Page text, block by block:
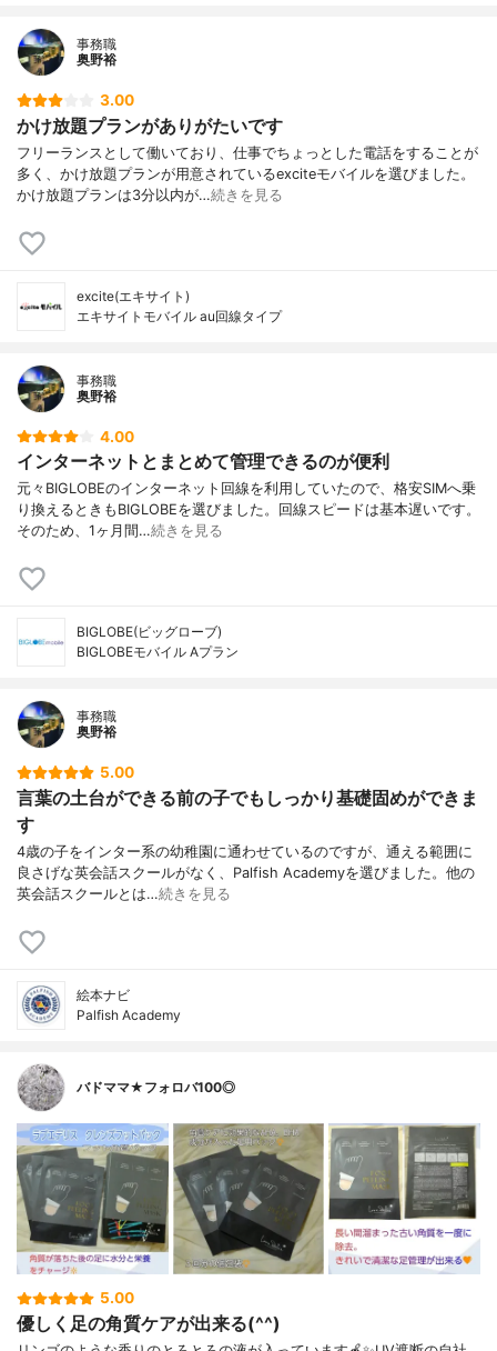
事務職
奥野裕
3.00
かけ放題プランがありがたいです
フリーランスとして働いており、仕事でちょっとした電話をすることが
多く、かけ放題プランが用意されているexciteモバイルを選びました。
かけ放題プランは3分以内が…続きを見る
excite(エキサイト)
エキサイトモバイル au回線タイプ
事務職
奥野裕
4.00
インターネットとまとめて管理できるのが便利
元々BIGLOBEのインターネット回線を利用していたので、格安SIMへ乗
り換えるときもBIGLOBEを選びました。回線スピードは基本遅いです。
そのため、1ヶ月間…続きを見る
BIGLOBE(ビッグローブ)
BIGLOBEモバイル Aプラン
事務職
奥野裕
5.00
言葉の土台ができる前の子でもしっかり基礎固めができま
す
4歳の子をインター系の幼稚園に通わせているのですが、通える範囲に
良さげな英会話スクールがなく、Palfish Academyを選びました。他の
英会話スクールとは…続きを見る
絵本ナビ
Palfish Academy
バドママ★フォロバ100◎
5.00
優しく足の角質ケアが出来る(^^)